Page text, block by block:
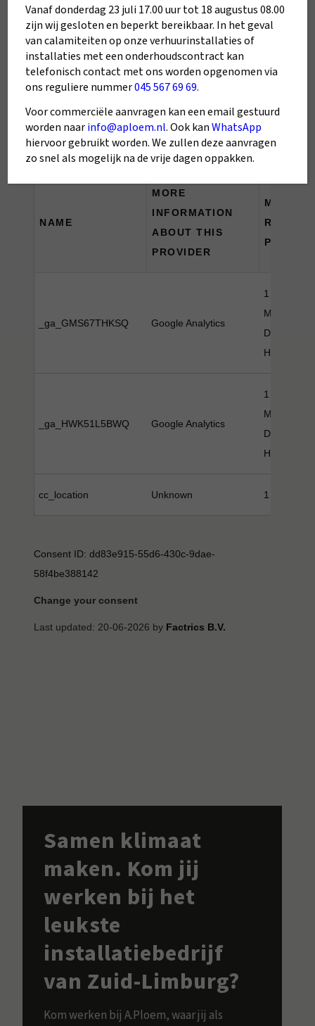
lastExternalReferrer connect.facebook.net persistent
lastExternalReferrerTi
connect.facebook.net
Unclassified
NAME
MORE
INFORMATION
ABOUT THIS
PROVIDER
PERIOD
_ga_GMS67THKSQ Google Analytics
1 Year(s),
Month(s), 4
Day(s), 1
Hour(s)
_ga_HWK51L5BWQ Google Analytics
1 Year(s),
Month(s), 4
Day(s), 1
Hour(s)
cc_location Unknown 1 Year(s)
Consent ID: dd83e915-55d6-430c-9dae-
58f4be388142
Change your consent
Last updated: 20-06-2026 by Factrics B.V.
Samen klimaat
maken. Kom jij
werken bij het
leukste
installatiebedrijf
van Zuid-Limburg?
Kom werken bij A.Ploem, waar jij als
Vanaf donderdag 23 juli 17.00 uur tot 18 augustus 08.00
zijn wij gesloten en beperkt bereikbaar. In het geval
van calamiteiten op onze verhuurinstallaties of
installaties met een onderhoudscontract kan
telefonisch contact met ons worden opgenomen via
ons reguliere nummer045 567 69 69.
Voor commerciële aanvragen kan een email gestuurd
worden naarinfo@aploem.nl. Ook kanWhatsApp
hiervoor gebruikt worden. We zullen deze aanvragen
zo snel als mogelijk na de vrije dagen oppakken.